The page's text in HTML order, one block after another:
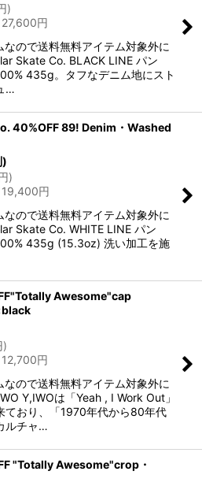
)
27,600円
なので送料無料アイテム対象外に
Skate Co. BLACK LINE パン
435g。タフなデニム地にスト
…
40%OFF 89! Denim・Washed
)
)
19,400円
なので送料無料アイテム対象外に
Skate Co. WHITE LINE パン
435g (15.3oz) 洗い加工を施
Awesome"cap
)
12,700円
なので送料無料アイテム対象外に
Y,IWOは「Yeah , I Work Out」
ており、「1970年代から80年代
ルチャ…
"Totally Awesome"crop・